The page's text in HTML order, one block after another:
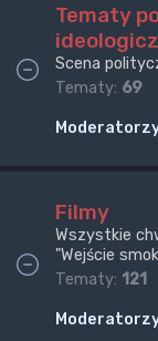
Tematy
Scena
Tematy: 69
Filmy
Wszystkie
"Wejście
Tematy: 121